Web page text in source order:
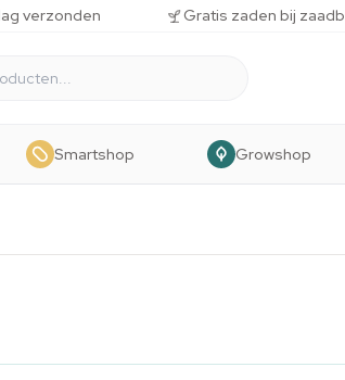
verzonden Gratis zaden bij
Smartshop Growshop